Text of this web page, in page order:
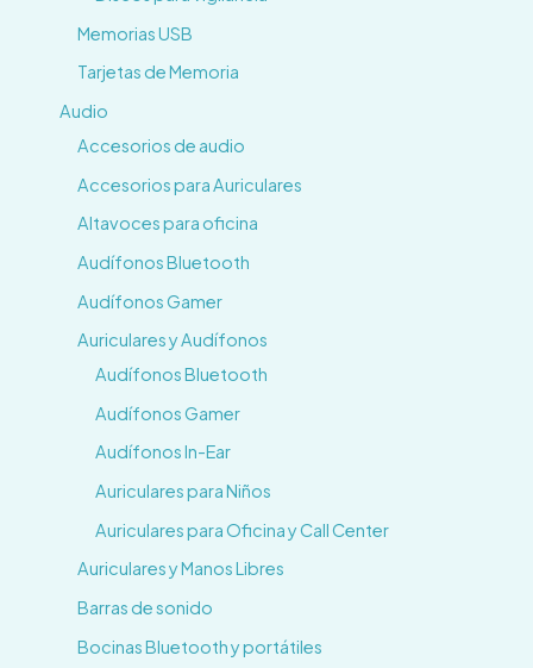
Memorias USB
Tarjetas de Memoria
Audio
Accesorios de audio
Accesorios para Auriculares
Altavoces para oficina
Audífonos Bluetooth
Audífonos Gamer
Auriculares y Audífonos
Audífonos Bluetooth
Audífonos Gamer
Audífonos In-Ear
Auriculares para Niños
Auriculares para Oficina y Call Center
Auriculares y Manos Libres
Barras de sonido
Bocinas Bluetooth y portátiles